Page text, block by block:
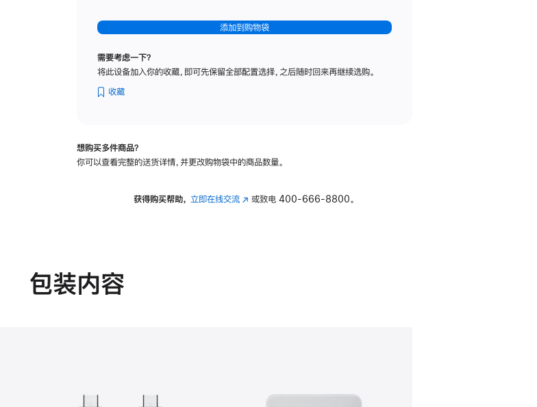
-
纳
理
可
斜
添加到购物袋
需要考虑一下？
将此设备加入你的收藏，即可先保留全部配置选择，之后随时回来再继续选购。
收藏
想购买多件商品？
你可以查看完整的送货详情，并更改购物袋中的商品数量。
获得购买帮助， 立即在线交流(在 或致电400-666-8800。
包装内容